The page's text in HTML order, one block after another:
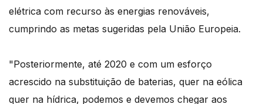
elétrica com recurso às energias renováveis,
cumprindo as metas sugeridas pela União Europeia.
"Posteriormente, até 2020 e com um esforço
acrescido na substituição de baterias, quer na eólica
quer na hídrica, podemos e devemos chegar aos